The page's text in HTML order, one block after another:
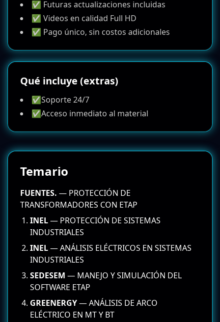
✅ Futuras actualizaciones incluidas
✅ Videos en calidad Full HD
✅ Pago único, sin costos adicionales
Qué incluye (extras)
✅Soporte 24/7
✅Acceso inmediato al material
Temario
FUENTES. — PROTECCIÓN DE
TRANSFORMADORES CON ETAP
INEL— PROTECCIÓN DE SISTEMAS
INDUSTRIALES
INEL— ANÁLISIS ELÉCTRICOS EN SISTEMAS
INDUSTRIALES
SEDESEM — MANEJO Y SIMULACIÓN DEL
SOFTWARE ETAP
GREENERGY— ANÁLISIS DE ARCO
ELÉCTRICO EN MT Y BT